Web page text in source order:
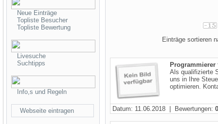
Neue Einträge
Topliste Besucher
Topliste Bewertung
Livesuche
Suchtipps
Info,s und Regeln
Webseite eintragen
Einträge sortieren
Programmierer
Als qualifizierte
uns in Ihre
optimieren.
Datum: 11.06.2018 | Bewertungen: 0